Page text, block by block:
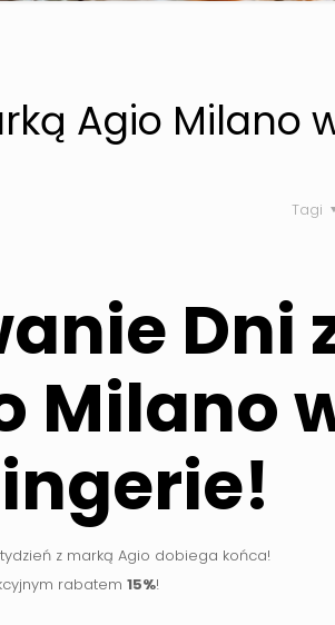
Agio Milano
Tagi
Dni
Milano
tydzień z marką Agio dobiega końca!
rabatem15%!